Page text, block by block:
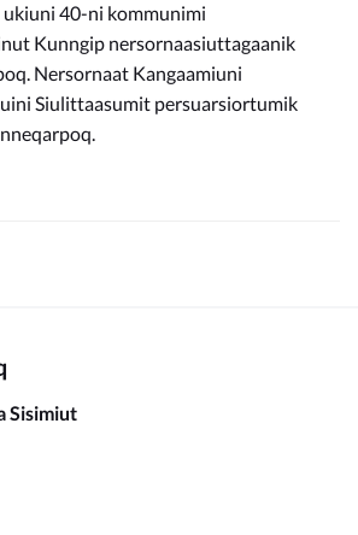
ukiuni 40-ni kommunimi
Kunngip nersornaasiuttagaanik
Nersornaat Kangaamiuni
Siulittaasumit persuarsiortumik
Sisimiut